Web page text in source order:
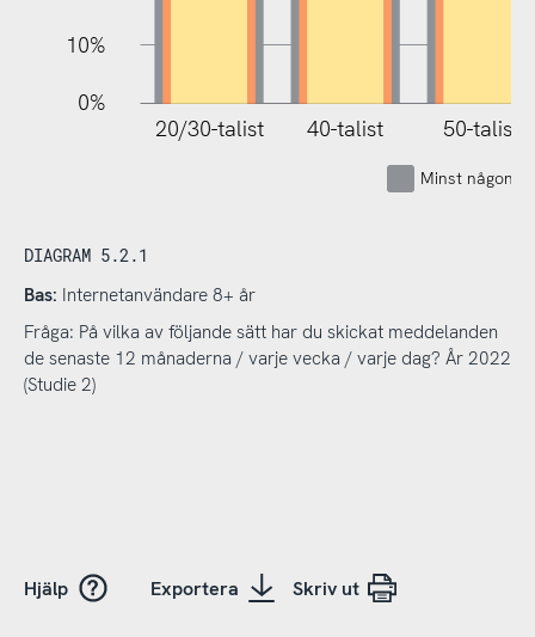
10%
0%
20/30-talist 40-talist 50-talist
Minst någon
DIAGRAM 5.2.1
Bas: Internetanvändare 8+ år
Fråga: På vilka av följande sätt har du skickat meddelanden
de senaste 12 månaderna / varje vecka / varje dag? År 2022
(Studie 2)
Hjälp Exportera Skriv ut